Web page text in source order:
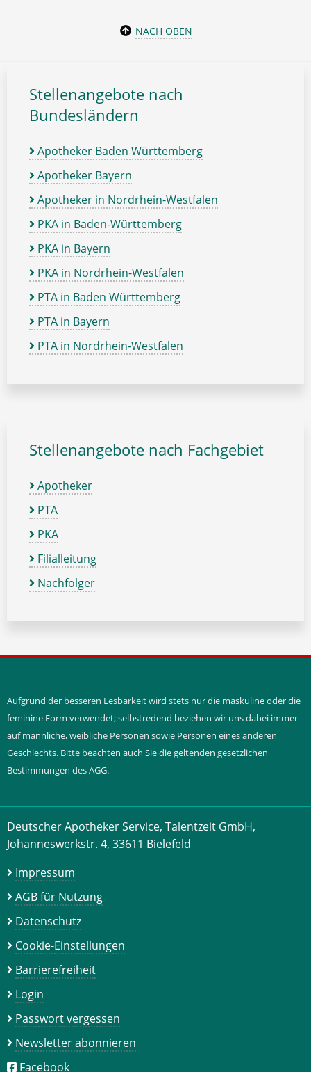
NACH OBEN
Stellenangebote nach
Bundesländern
Apotheker Baden Württemberg
Apotheker Bayern
Apotheker in Nordrhein-Westfalen
PKA in Baden-Württemberg
PKA in Bayern
PKA in Nordrhein-Westfalen
PTA in Baden Württemberg
PTA in Bayern
PTA in Nordrhein-Westfalen
Stellenangebote nach Fachgebiet
Apotheker
PTA
PKA
Filialleitung
Nachfolger
Aufgrund der besseren Lesbarkeit wird stets nur die maskuline oder die
feminine Form verwendet; selbstredend beziehen wir uns dabei immer
auf männliche, weibliche Personen sowie Personen eines anderen
Geschlechts. Bitte beachten auch Sie die geltenden gesetzlichen
Bestimmungen des AGG.
Deutscher Apotheker Service, Talentzeit GmbH,
Johanneswerkstr. 4, 33611 Bielefeld
Impressum
AGB für Nutzung
Datenschutz
Cookie-Einstellungen
Barrierefreiheit
Login
Passwort vergessen
Newsletter abonnieren
Facebook